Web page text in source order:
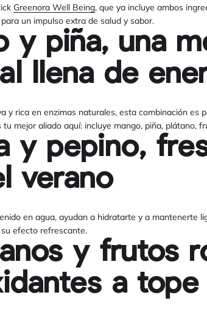
Greenora Well Being, que ya incluye ambos
un impulso extra de salud y sabor.
y piña, una
llena de
y rica en enzimas naturales, esta combinación es
tu mejor aliado aquí: incluye mango, piña, plátano,
y pepino,
verano
en agua, ayudan a hidratarte y a mantenerte
efecto refrescante.
y frutos
a tope